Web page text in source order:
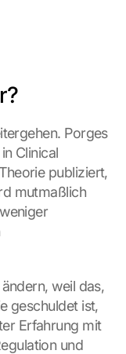
Porges
Clinical
publiziert,
mutmaßlich
weil das,
geschuldet ist,
Erfahrung mit
und